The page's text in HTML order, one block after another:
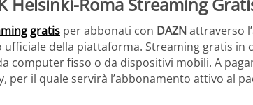
gratis per abbonati con DAZNattraverso
della piattaforma. Streaming gratis in
computer fisso o da dispositivi mobili. A
per il quale servirà l’abbonamento attivo al